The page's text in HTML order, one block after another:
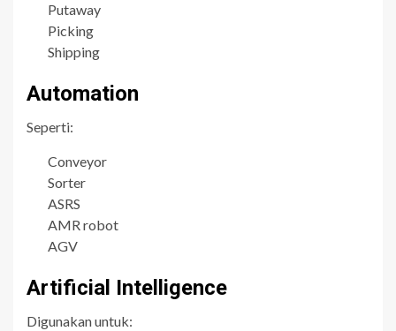
Putaway
Picking
Shipping
Automation
Seperti:
Conveyor
Sorter
ASRS
AMR robot
AGV
Artificial Intelligence
Digunakan untuk: